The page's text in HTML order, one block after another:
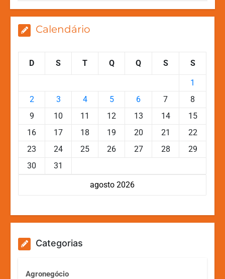
k
er
Calendário
agosto 2026
D S T Q Q S S
1
2
3 4 5 6 7
8
9
10 11 12 13 14
15
16
17 18 19 20 21
22
23
24 25 26 27 28
29
30
31
Categorias
Agronegócio